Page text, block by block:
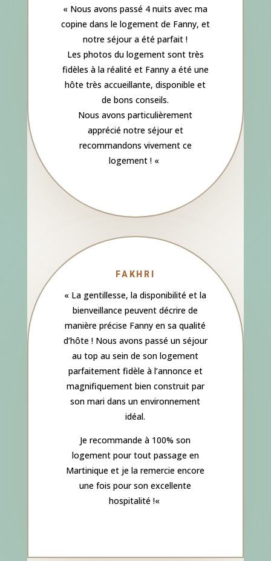
« Nous avons passé 4 nuits avec ma
copine dans le logement de Fanny, et
notre séjour a été parfait !
Les photos du logement sont très
fidèles à la réalité et Fanny a été une
hôte très accueillante, disponible et
de bons conseils.
Nous avons particulièrement
apprécié notre séjour et
recommandons vivement ce
logement ! «
FAKHRI
« La gentillesse, la disponibilité et la
bienveillance peuvent décrire de
manière précise Fanny en sa qualité
d’hôte ! Nous avons passé un séjour
au top au sein de son logement
parfaitement fidèle à l’annonce et
magnifiquement bien construit par
son mari dans un environnement
idéal.
Je recommande à 100% son
logement pour tout passage en
Martinique et je la remercie encore
une fois pour son excellente
hospitalité !«